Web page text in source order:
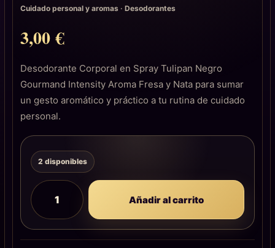
Cuidado personal y aromas · Desodorantes
3,00€
Desodorante Corporal en Spray Tulipan Negro
Gourmand Intensity Aroma Fresa y Nata para sumar
un gesto aromático y práctico a tu rutina de cuidado
personal.
2 disponibles
Añadir al carrito